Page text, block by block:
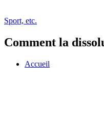
Sport, etc.
Comment la
Accueil